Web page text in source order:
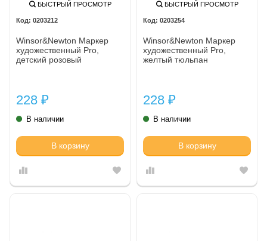
БЫСТРЫЙ ПРОСМОТР
0203212
Winsor&Newton Маркер
художественный Pro,
детский розовый
228 ₽
В наличии
В корзину
БЫСТРЫЙ ПРОСМОТР
0203254
Winsor&Newton Маркер
художественный Pro,
желтый тюльпан
228 ₽
В наличии
В корзину